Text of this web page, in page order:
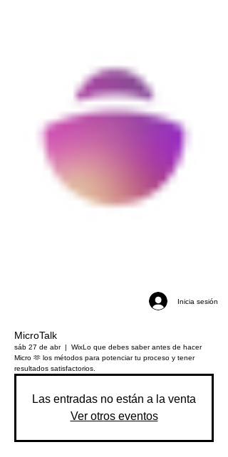
Inicia sesión
MicroTalk
sáb 27 de abr
  |
WixLo que debes saber antes de hacer
Micro 🫶 los métodos para potenciar tu proceso y tener
resultados satisfactorios.
Las entradas no están a la venta
Ver otros eventos